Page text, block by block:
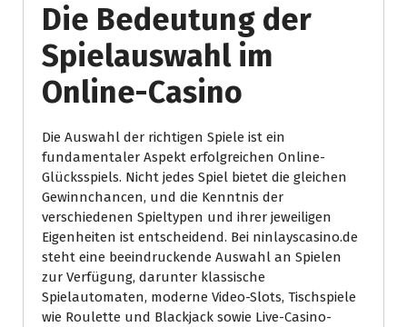
Die Bedeutung der
Spielauswahl im
Online-Casino
Die Auswahl der richtigen Spiele ist ein
fundamentaler Aspekt erfolgreichen Online-
Glücksspiels. Nicht jedes Spiel bietet die gleichen
Gewinnchancen, und die Kenntnis der
verschiedenen Spieltypen und ihrer jeweiligen
Eigenheiten ist entscheidend. Bei ninlayscasino.de
steht eine beeindruckende Auswahl an Spielen
zur Verfügung, darunter klassische
Spielautomaten, moderne Video-Slots, Tischspiele
wie Roulette und Blackjack sowie Live-Casino-